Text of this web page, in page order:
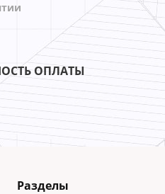
ОПЛАТЫ
Разделы